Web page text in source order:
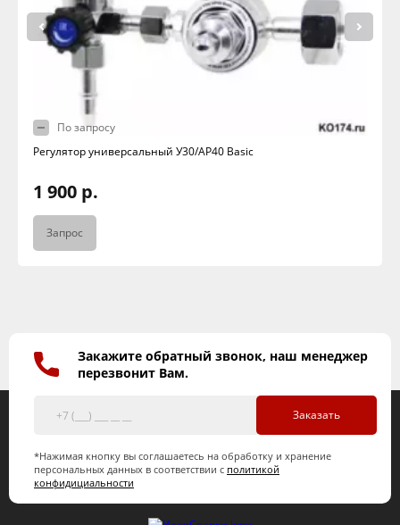
По запросу
Регулятор универсальный У30/АР40 Basic
1 900 р.
Запрос
Закажите обратный звонок, наш менеджер
перезвонит Вам.
Заказать
*Нажимая кнопку вы соглашаетесь на обработку и хранение
персональных данных в соответствии с политикой
конфидициальности